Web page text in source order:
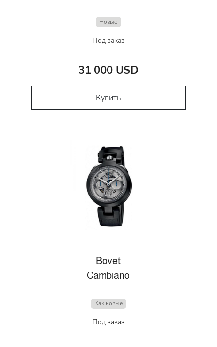
Новые
Под заказ
31 000 USD
Купить
Bovet
Cambiano
Как новые
Под заказ